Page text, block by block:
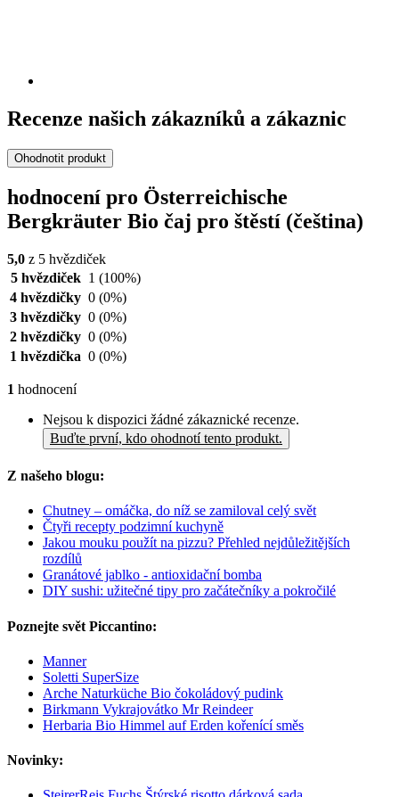
Recenze našich zákazníků a zákaznic
Ohodnotit produkt
hodnocení pro Österreichische
Bergkräuter Bio čaj pro štěstí (čeština)
5,0 z 5 hvězdiček
5 hvězdiček 1 (100%)
4 hvězdičky 0 (0%)
3 hvězdičky 0 (0%)
2 hvězdičky 0 (0%)
1 hvězdička 0 (0%)
1 hodnocení
Nejsou k dispozici žádné zákaznické recenze.
Buďte první, kdo ohodnotí tento produkt.
Z našeho blogu:
Chutney – omáčka, do níž se zamiloval celý svět
Čtyři recepty podzimní kuchyně
Jakou mouku použít na pizzu? Přehled nejdůležitějších
rozdílů
Granátové jablko - antioxidační bomba
DIY sushi: užitečné tipy pro začátečníky a pokročilé
Poznejte svět Piccantino:
Manner
Soletti SuperSize
Arche Naturküche Bio čokoládový pudink
Birkmann Vykrajovátko Mr Reindeer
Herbaria Bio Himmel auf Erden kořenící směs
Novinky: